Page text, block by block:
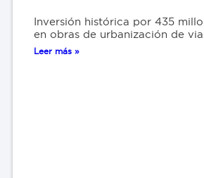
Inversión histórica por 435
en obras de urbanización de
Leer más »